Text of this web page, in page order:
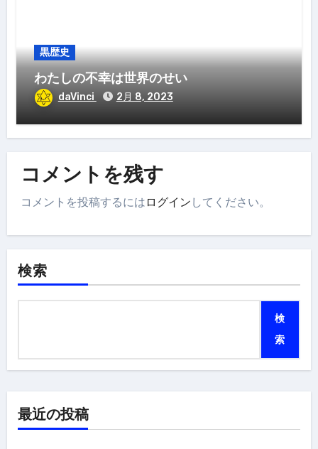
黒歴史
わたしの不幸は世界のせい
daVinci 2月 8, 2023
コメントを残す
コメントを投稿するには ログイン してください。
検索
検
索
最近の投稿